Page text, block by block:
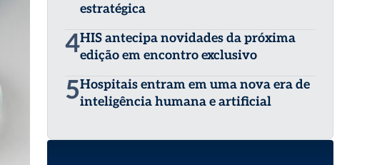
estratégica
4HIS antecipa novidades da próxima
edição em encontro exclusivo
5Hospitais entram em uma nova era de
inteligência humana e artificial